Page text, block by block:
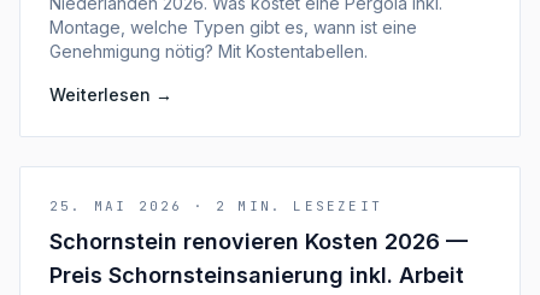
Montage, welche Typen gibt es, wann ist eine
Genehmigung nötig? Mit Kostentabellen.
Weiterlesen →
25. MAI 2026 · 2 MIN. LESEZEIT
Schornstein renovieren Kosten 2026 —
Preis Schornsteinsanierung inkl. Arbeit